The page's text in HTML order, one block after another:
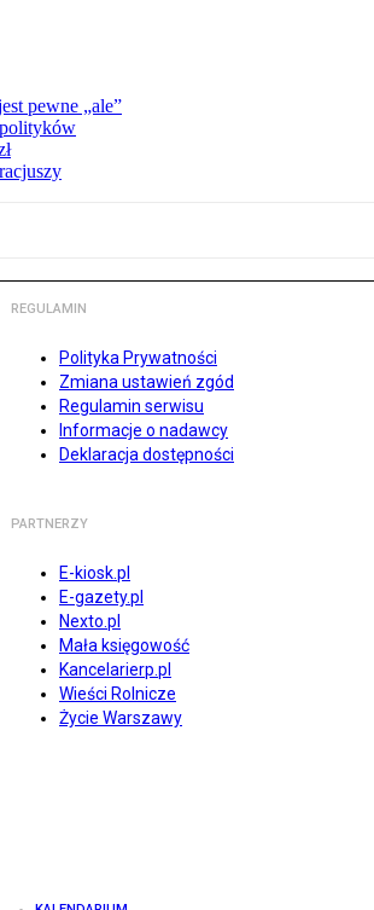
pewne „ale”
REGULAMIN
Polityka Prywatności
Zmiana ustawień zgód
Regulamin serwisu
Informacje o nadawcy
Deklaracja dostępności
PARTNERZY
E-kiosk.pl
E-gazety.pl
Nexto.pl
Mała księgowość
Kancelarierp.pl
Wieści Rolnicze
Życie Warszawy